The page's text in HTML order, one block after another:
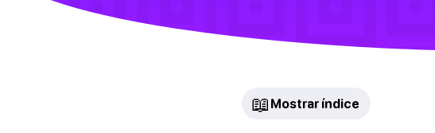
📖 Mostrar índice